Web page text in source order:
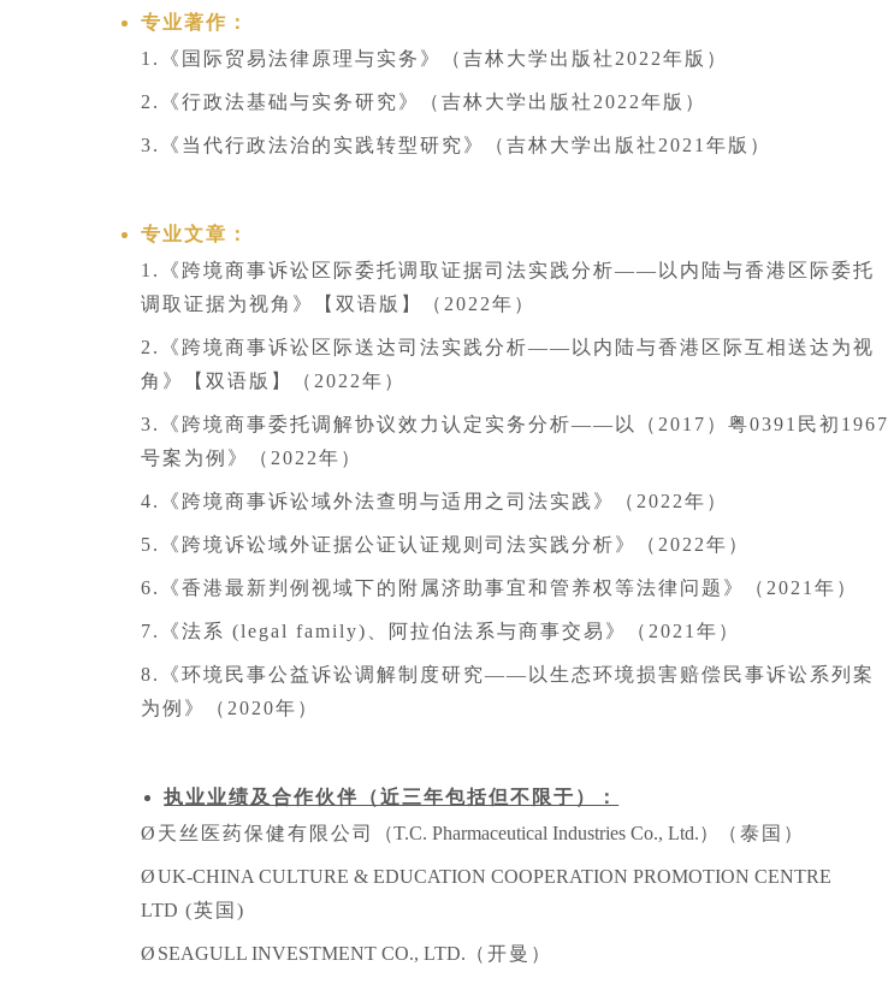
专业著作：
1.《国际贸易法律原理与实务》（吉林大学出版社2022年版）
2.《行政法基础与实务研究》（吉林大学出版社2022年版）
3.《当代行政法治的实践转型研究》（吉林大学出版社2021年版）
专业文章：
1.《跨境商事诉讼区际委托调取证据司法实践分析——以内陆与香港区际委托
调取证据为视角》【双语版】（2022年）
2.《跨境商事诉讼区际送达司法实践分析——以内陆与香港区际互相送达为视
角》【双语版】（2022年）
3.《跨境商事委托调解协议效力认定实务分析——以（2017）粤0391民初1967
号案为例》（2022年）
4.《跨境商事诉讼域外法查明与适用之司法实践》（2022年）
5.《跨境诉讼域外证据公证认证规则司法实践分析》（2022年）
6.《香港最新判例视域下的附属济助事宜和管养权等法律问题》（2021年）
7.《法系 (legal family)、阿拉伯法系与商事交易》（2021年）
8.《环境民事公益诉讼调解制度研究——以生态环境损害赔偿民事诉讼系列案
为例》（2020年）
执业业绩及合作伙伴（近三年包括但不限于）：
Ø天丝医药保健有限公司
（T.C. Pharmaceutical Industries Co., Ltd.） （泰国）
ØUK-CHINA CULTURE & EDUCATION COOPERATION PROMOTION CENTRE
LTD (英国)
Ø SEAGULL INVESTMENT CO., LTD. （开曼）